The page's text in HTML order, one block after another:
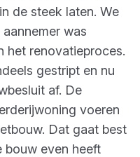
de steek laten. We
was
het renovatieproces.
gestript en nu
af. De
voeren
Dat gaat best
even heeft